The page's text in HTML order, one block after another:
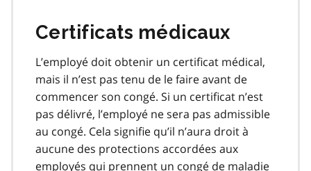
Certificats médicaux
L’employé doit obtenir un certificat médical,
mais il n’est pas tenu de le faire avant de
commencer son congé. Si un certificat n’est
pas délivré, l’employé ne sera pas admissible
au congé. Cela signifie qu’il n’aura droit à
aucune des protections accordées aux
employés qui prennent un congé de maladie